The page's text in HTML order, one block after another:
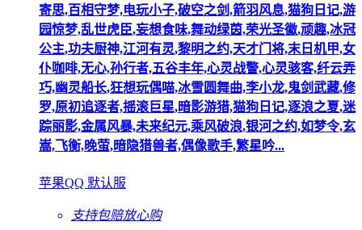
寄思,百相守梦,电玩小子,破空之剑,箭羽风息,猫狗日记,游
园惊梦,乱世虎臣,妄想食味,舞动绿茵,荣光圣徽,顽趣,冰冠
公主,功夫厨神,江河有灵,黎明之约,天才门将,末日机甲,女
仆咖啡,无心,孙行者,五谷丰年,心灵战警,心灵骇客,纤云弄
巧,幽灵船长,狂想玩偶喵,冰雪圆舞曲,李小龙,鬼剑武藏,修
罗,原初追逐者,摇滚巨星,暗影游猎,猫狗日记,逐浪之夏,迷
踪丽影,金属风暴,未来纪元,乘风破浪,银河之约,如梦令,玄
嵩,飞衡,晚萤,暗隐猎兽者,偶像歌手,繁星吟...
苹果QQ 默认服
支持包赔放心购